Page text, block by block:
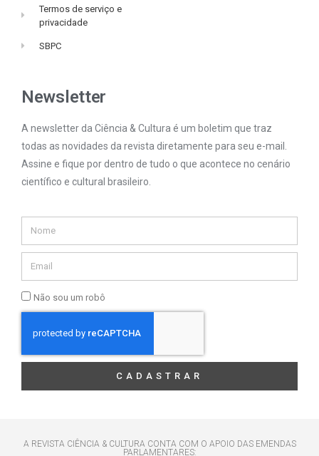
Termos de serviço e
privacidade
SBPC
Newsletter
A newsletter da Ciência & Cultura é um boletim que traz
todas as novidades da revista diretamente para seu e-mail.
Assine e fique por dentro de tudo o que acontece no cenário
científico e cultural brasileiro.
Não sou um robô
CADASTRAR
A REVISTA CIÊNCIA & CULTURA CONTA COM O APOIO DAS EMENDAS
PARLAMENTARES: